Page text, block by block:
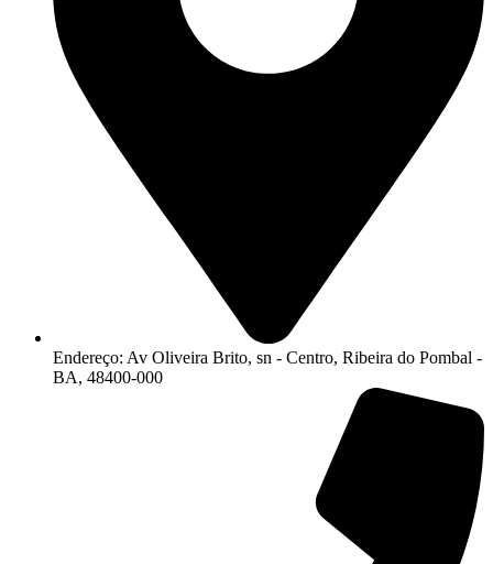
Endereço: Av Oliveira Brito, sn - Centro, Ribeira do Pombal -
BA, 48400-000